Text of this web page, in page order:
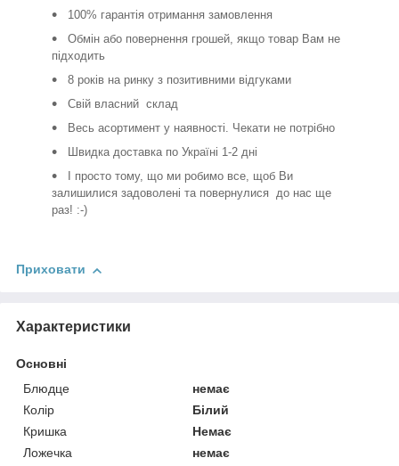
100% гарантія отримання замовлення
Обмін або повернення грошей, якщо товар Вам не
підходить
8 років на ринку з позитивними відгуками
Свій власний склад
Весь асортимент у наявності. Чекати не потрібно
Швидка доставка по Україні 1-2 дні
І просто тому, що ми робимо все, щоб Ви
залишилися задоволені та повернулися до нас ще
раз! :-)
Приховати
Характеристики
Основні
Блюдце
немає
Колір
Білий
Кришка
Немає
Ложечка
немає